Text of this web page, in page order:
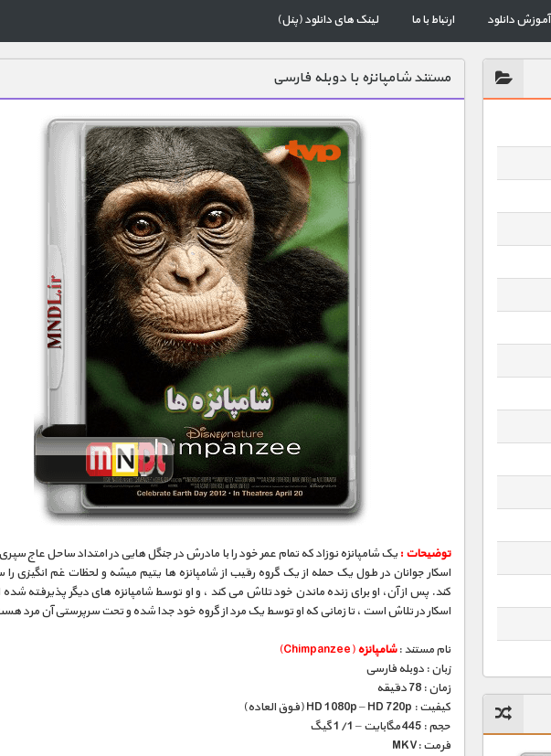
آموزش دانلود ارتباط با ما لینک های دانلود (پنل)
مستند شامپانزه با دوبله فارسی
توضیحات : یک شامپانزه نوزاد که تمام عمر خود را با مادرش در جنگل هایی در امتداد ساحل عاج
اسکار جوانان در طول یک حمله از یک گروه رقیب از شامپانزه ها یتیم میشه و لحظات غم انگیزی
کند. پس از آن، او برای زنده ماندن خود تلاش می کند ، و او توسط شامپانزه های دیگر پذیرفته
اسکار در تلاش است ، تا زمانی که او توسط یک مرد از گروه خود جدا شده و تحت سرپرستی آن مرد
نام مستند :شامپانزه(Chimpanzee)
زبان : دوبله فارسی
زمان : 78 دقیقه
کیفیت : HD 1080p – HD 720p (فوق العاده)
حجم : 445 مگابایت – 1/1 گیگ
فرمت :MKV